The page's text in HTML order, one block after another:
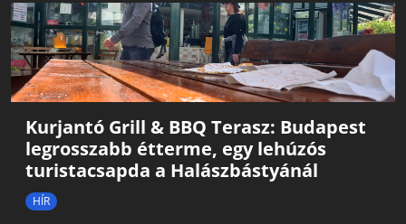
Kurjantó Grill & BBQ Terasz: Budapest
legrosszabb étterme, egy lehúzós
turistacsapda a Halászbástyánál
HÍR